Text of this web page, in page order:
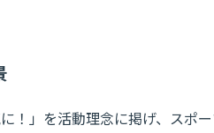
！」を活動理念に掲げ、スポ